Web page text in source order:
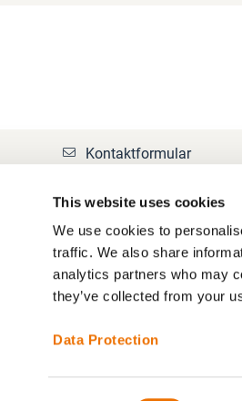
This website uses cookies
We use cookies to
traffic. We also share
analytics partners who may
they’ve collected from your
Data Protection
Kontaktformular
Datenschutz
Impressum
Kontakt